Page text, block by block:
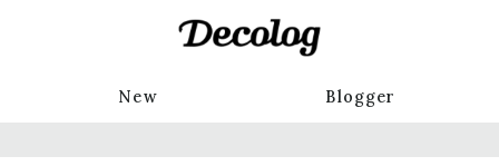
New Blogger